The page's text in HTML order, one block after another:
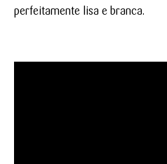
perfeitamente lisa e branca.